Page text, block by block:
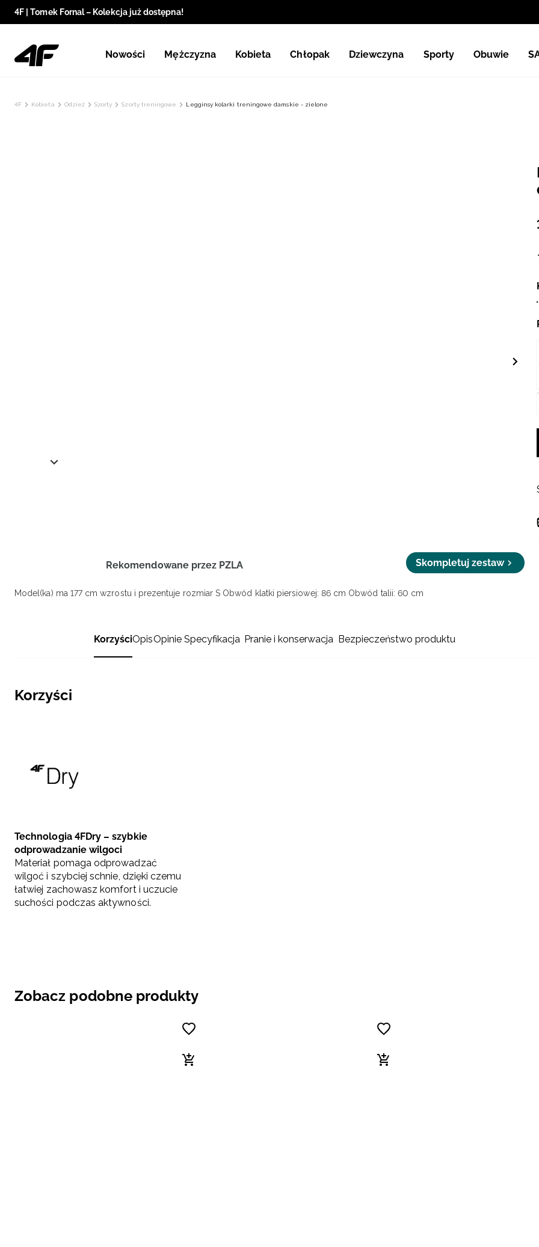
4F | Tomek Fornal – Kolekcja już dostępna!
Nowości Mężczyzna Kobieta Chłopak Dziewczyna Sporty Obuwie
4F Kobieta Odzież Szorty Szorty treningowe Legginsy kolarki treningowe damskie - zielone
Rekomendowane przez PZLA Skompletuj zestaw
Model(ka) ma 177 cm wzrostu i prezentuje rozmiar S Obwód klatki piersiowej: 86 cm Obwód talii: 60 cm
KorzyściOpisOpinie Specyfikacja Pranie i konserwacja Bezpieczeństwo produktu
Korzyści
Technologia 4FDry – szybkie
odprowadzanie wilgoci
Materiał pomaga odprowadzać
wilgoć i szybciej schnie, dzięki czemu
łatwiej zachowasz komfort i uczucie
suchości podczas aktywności.
Zobacz podobne produkty